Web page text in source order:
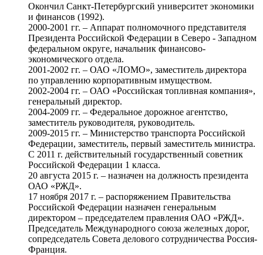
Окончил Санкт-Петербургский университет экономики
и финансов (1992).
2000-2001 гг. – Аппарат полномочного представителя
Президента Российской Федерации в Северо - Западном
федеральном округе, начальник финансово-
экономического отдела.
2001-2002 гг. – ОАО «ЛОМО», заместитель директора
по управлению корпоративным имуществом.
2002-2004 гг. – ОАО «Российская топливная компания»,
генеральный директор.
2004-2009 гг. – Федеральное дорожное агентство,
заместитель руководителя, руководитель.
2009-2015 гг. – Министерство транспорта Российской
Федерации, заместитель, первый заместитель министра.
С 2011 г. действительный государственный советник
Российской Федерации 1 класса.
20 августа 2015 г. – назначен на должность президента
ОАО «РЖД».
17 ноября 2017 г. – распоряжением Правительства
Российской Федерации назначен генеральным
директором – председателем правления ОАО «РЖД».
Председатель Международного союза железных дорог,
сопредседатель Совета делового сотрудничества Россия-
Франция.